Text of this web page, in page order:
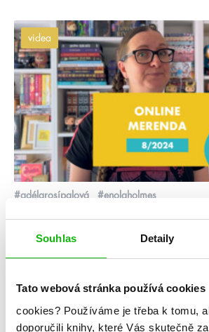
Souhlas Detaily
Tato webová stránka používá cookies
cookies? Používáme je třeba k tomu,
doporučili knihy, které Vás skutečně
videa
#adélarosípalová #enolaholmes
7. 8. 2024
Srpnová online merenda 2024
V srpnu vyjde kupa reedic, nové
infošek 😁
číst více